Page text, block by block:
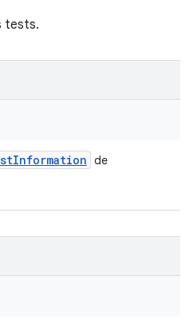
tests.
Information de